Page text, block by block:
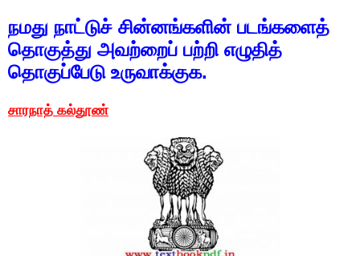
நமது நாட்டுச் சின்னங்களின் படங்களைத்
தொகுத்து அவற்றைப் பற்றி எழுதித்
தொகுப்பேடு உருவாக்குக.
சாரநாத் கல்தூண்